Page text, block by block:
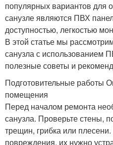
популярных вариантов для
санузле являются ПВХ
доступностью, легкостью
В этой статье мы
санузла с использованием
полезные советы и
Подготовительные работы
помещения
Перед началом ремонта
санузла. Проверьте стены,
трещин, грибка или
повреждения, их нужно